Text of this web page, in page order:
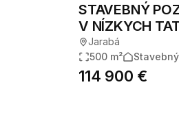
STAVEBNÝ
V NÍZKYCH
Jarabá
500 m²
114 900 €